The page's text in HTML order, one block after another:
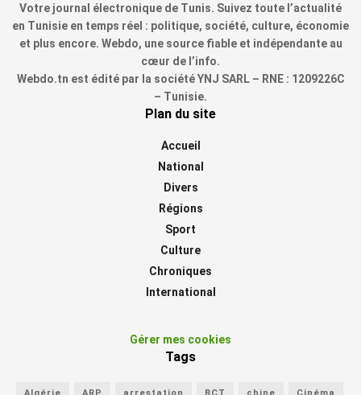
Votre journal électronique de Tunis. Suivez toute l’actualité
en Tunisie en temps réel : politique, société, culture, économie
et plus encore. Webdo, une source fiable et indépendante au
cœur de l’info.
Webdo.tn est édité par la société YNJ SARL – RNE : 1209226C
– Tunisie.
Plan du site
Accueil
National
Divers
Régions
Sport
Culture
Chroniques
International
Gérer mes cookies
Tags
Algérie ARP arrestation BCT chine Cinéma